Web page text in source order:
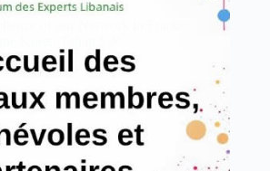
of our Network in France: